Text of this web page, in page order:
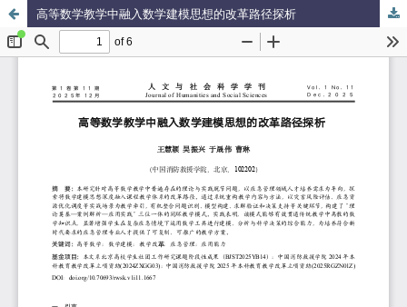
高等数学教学中融入数学建模思想的改革路径探析